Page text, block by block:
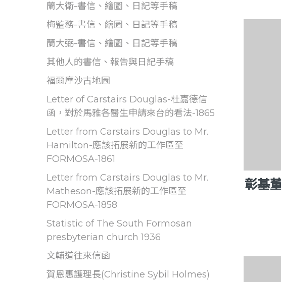
蘭大衛-書信、繪圖、日記等手稿
梅監務-書信、繪圖、日記等手稿
蘭大弼-書信、繪圖、日記等手稿
其他人的書信、報告與日記手稿
福爾摩沙古地圖
Letter of Carstairs Douglas-杜嘉德信
函，對於馬雅各醫生申請來台的看法-1865
Letter from Carstairs Douglas to Mr.
Hamilton-應該拓展新的工作區至
FORMOSA-1861
Letter from Carstairs Douglas to Mr.
Matheson-應該拓展新的工作區至
FORMOSA-1858
Statistic of The South Formosan
presbyterian church 1936
文輔道往來信函
賀恩惠護理長(Christine Sybil Holmes)
彰基